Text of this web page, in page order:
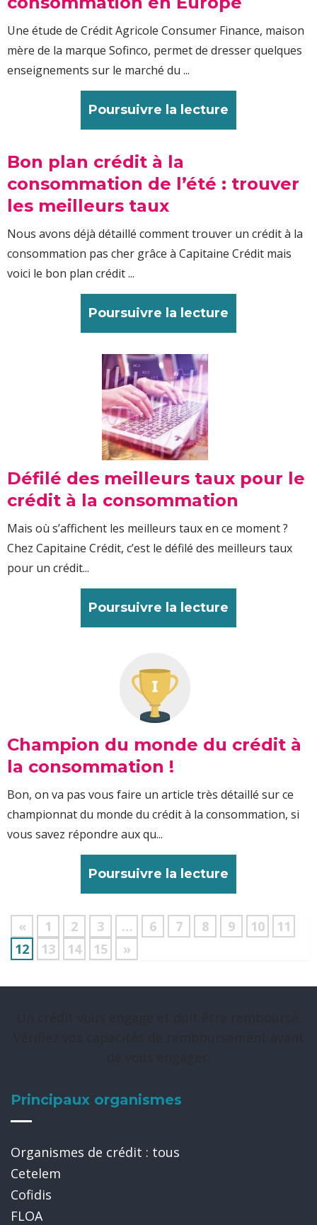
Une étude de Crédit Agricole Consumer Finance, maison
mère de la marque Sofinco, permet de dresser quelques
enseignements sur le marché du ...
Poursuivre la lecture
Bon plan crédit à la
consommation de l’été : trouver
les meilleurs taux
Nous avons déjà détaillé comment trouver un crédit à la
consommation pas cher grâce à Capitaine Crédit mais
voici le bon plan crédit ...
Poursuivre la lecture
Défilé des meilleurs taux pour le
crédit à la consommation
Mais où s’affichent les meilleurs taux en ce moment ?
Chez Capitaine Crédit, c’est le défilé des meilleurs taux
pour un crédit...
Poursuivre la lecture
Champion du monde du crédit à
la consommation !
Bon, on va pas vous faire un article très détaillé sur ce
championnat du monde du crédit à la consommation, si
vous savez répondre aux qu...
Poursuivre la lecture
« 1 2 3 … 6 7 8 9 10
11
12
13 14 15 »
Principaux organismes
Organismes de crédit : tous
Cetelem
Cofidis
FLOA